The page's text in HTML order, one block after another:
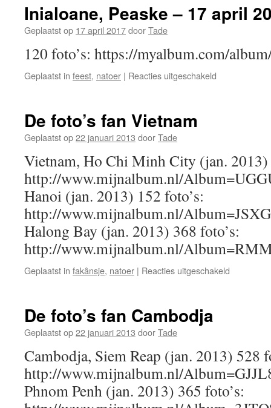
iisbaan
2
Inialoane, Peaske – 17 april
Geplaatst op 17 april 2017doorTade
120 foto’s: https://myalbum.com/
Geplaatst in feest, natoer | Reacties uitgeschakeld
De foto’s fan Vietnam
Geplaatst op22 januari 2013 doorTade
Vietnam, Ho Chi Minh City (jan. 2013)
http://www.mijnalbum.nl/
Hanoi (jan. 2013) 152 foto’s:
http://www.mijnalbum.nl/
Halong Bay (jan. 2013) 368 foto’s:
http://www.mijnalbum.nl/
Geplaatst in fakânsje, natoer | Reacties uitgeschakeld
De foto’s fan Cambodja
Geplaatst op22 januari 2013 doorTade
Cambodja, Siem Reap (jan. 2013) 528
http://www.mijnalbum.nl/
Phnom Penh (jan. 2013) 365 foto’s: